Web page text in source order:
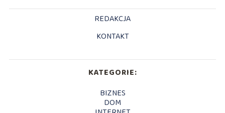
REDAKCJA
KONTAKT
KATEGORIE:
BIZNES
DOM